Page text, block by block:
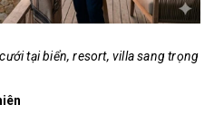
tại biển, resort, villa sang trọng